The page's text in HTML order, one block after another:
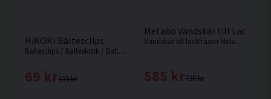
HiKOKI Bältesclips
Bältesclips / Bälteskrok / Bälteshållare till HiKOKI Elverktyg.
139 kr
69 kr
Metabo Vändskär till Lackfräs
Vändskär till lackfräsen Metabo LF 850 S.
738 kr
585 kr